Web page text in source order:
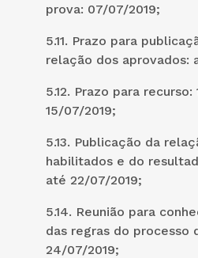
prova: 07/07/2019;
5.11. Prazo para
relação dos aprovados:
5.12. Prazo para recurso:
15/07/2019;
5.13. Publicação da
habilitados e do
até 22/07/2019;
5.14. Reunião para
das regras do processo
24/07/2019;